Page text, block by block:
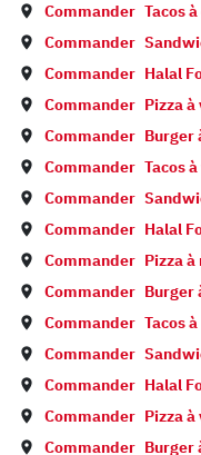
Commander Tacos à
Commander
Commander Halal
Commander Pizza à
Commander Burger
Commander Tacos à
Commander
Commander Halal
Commander Pizza à
Commander Burger
Commander Tacos à
Commander
Commander Halal
Commander Pizza à
Commander Burger